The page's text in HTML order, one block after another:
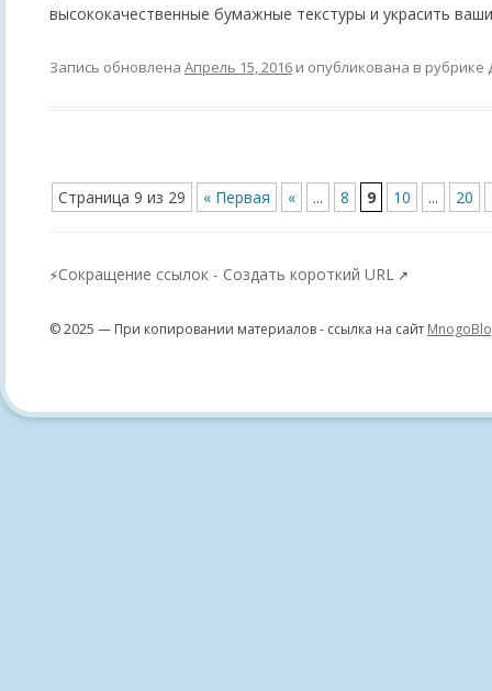
высококачественные бумажные текстуры и украсить
Запись обновлена Апрель 15, 2016 и опубликована в рубрике
Страница 9 из 29 « Первая « ... 8 9 10 ... 20
⚡Сокращение ссылок - Создать короткий URL ↗
© 2025 — При копировании материалов - ссылка на сайт